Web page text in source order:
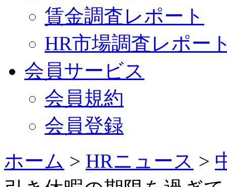
賃金調査レポート
HR市場調査レポー
会員サービス
会員規約
会員登録
ホーム > HRニュース >